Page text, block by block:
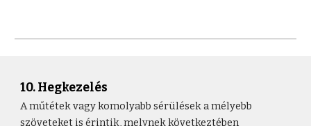
10. Hegkezelés
A műtétek vagy komolyabb sérülések a mélyebb
szöveteket is érintik, melynek következtében